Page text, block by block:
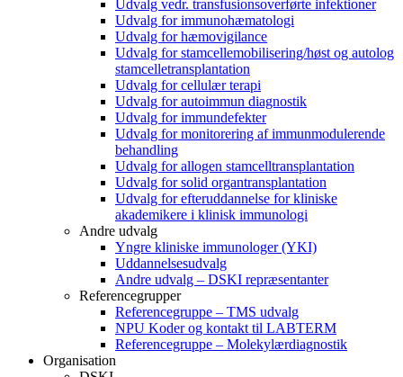
Udvalg vedr. transfusionsoverførte infektioner
Udvalg for immunohæmatologi
Udvalg for hæmovigilance
Udvalg for stamcellemobilisering/høst og autolog
stamcelletransplantation
Udvalg for cellulær terapi
Udvalg for autoimmun diagnostik
Udvalg for immundefekter
Udvalg for monitorering af immunmodulerende
behandling
Udvalg for allogen stamcelltransplantation
Udvalg for solid organtransplantation
Udvalg for efteruddannelse for kliniske
akademikere i klinisk immunologi
Andre udvalg
Yngre kliniske immunologer (YKI)
Uddannelsesudvalg
Andre udvalg – DSKI repræsentanter
Referencegrupper
Referencegruppe – TMS udvalg
NPU Koder og kontakt til LABTERM
Referencegruppe – Molekylærdiagnostik
Organisation